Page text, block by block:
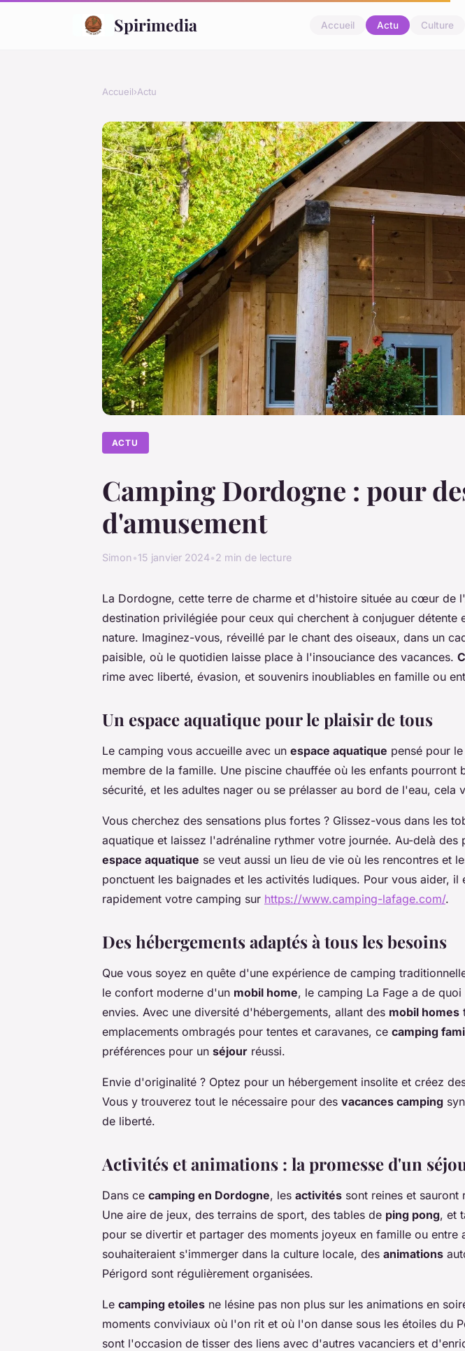
Spirimedia Accueil Actu Culture
Accueil›Actu
ACTU
Camping Dordogne : pour
d'amusement
Simon•15 janvier 2024•2 min de lecture
La Dordogne, cette terre de charme et d'histoire située au cœur de
destination privilégiée pour ceux qui cherchent à conjuguer détente
nature. Imaginez-vous, réveillé par le chant des oiseaux, dans un
paisible, où le quotidien laisse place à l'insouciance des vacances.
rime avec liberté, évasion, et souvenirs inoubliables en famille ou
Un espace aquatique pour le plaisir de tous
Le camping vous accueille avec un espace aquatique pensé pour
membre de la famille. Une piscine chauffée où les enfants pourront
sécurité, et les adultes nager ou se prélasser au bord de l'eau, cela
Vous cherchez des sensations plus fortes ? Glissez-vous dans les
aquatique et laissez l'adrénaline rythmer votre journée. Au-delà des
espace aquatique se veut aussi un lieu de vie où les rencontres et
ponctuent les baignades et les activités ludiques. Pour vous aider, il
rapidement votre camping sur https://www.camping-lafage.com/.
Des hébergements adaptés à tous les besoins
Que vous soyez en quête d'une expérience de camping
le confort moderne d'un mobil home, le camping La Fage a de
envies. Avec une diversité d'hébergements, allant des mobil homes
emplacements ombragés pour tentes et caravanes, ce camping
préférences pour un séjour réussi.
Envie d'originalité ? Optez pour un hébergement insolite et créez
Vous y trouverez tout le nécessaire pour des vacances camping
de liberté.
Activités et animations : la promesse d'un
Dans ce camping en Dordogne, les activités sont reines et
Une aire de jeux, des terrains de sport, des tables de ping pong, et
pour se divertir et partager des moments joyeux en famille ou entre
souhaiteraient s'immerger dans la culture locale, des animations
Périgord sont régulièrement organisées.
Le camping etoiles ne lésine pas non plus sur les animations en
moments conviviaux où l'on rit et où l'on danse sous les étoiles du
sont l'occasion de tisser des liens avec d'autres vacanciers et